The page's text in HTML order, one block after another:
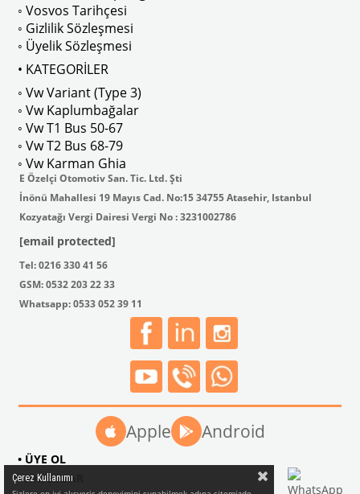
◦ Vosvos Tarihçesi
◦ Gizlilik Sözleşmesi
◦ Üyelik Sözleşmesi
• KATEGORİLER
◦ Vw Variant (Type 3)
◦ Vw Kaplumbağalar
◦ Vw T1 Bus 50-67
◦ Vw T2 Bus 68-79
◦ Vw Karman Ghia
E Özelçi Otomotiv San. Tic. Ltd. Şti
İnönü Mahallesi 19 Mayıs Cad. No:15 34755 Atasehir, Istanbul
Kozyatağı Vergi Dairesi Vergi No : 3231002786
[email protected]
Tel: 0216 330 41 56
GSM: 0532 203 22 33
Whatsapp: 0533 052 39 11
Apple Android
• ÜYE OL
• AKSESUAR
Çerez Kullanımı